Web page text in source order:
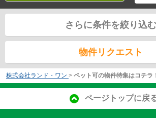
さらに条件を絞り込む
物件リクエスト
株式会社ランド・ワン > ペット可の物件特集はコチラ！
ページトップに戻